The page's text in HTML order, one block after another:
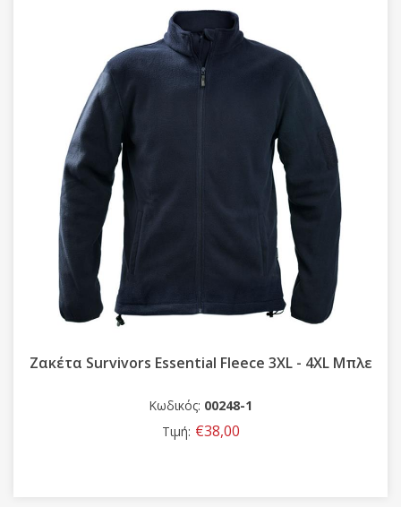
Ζακέτα Survivors Essential Fleece 3XL - 4XL Μπλε
Κωδικός: 00248-1
Τιμή: €38,00